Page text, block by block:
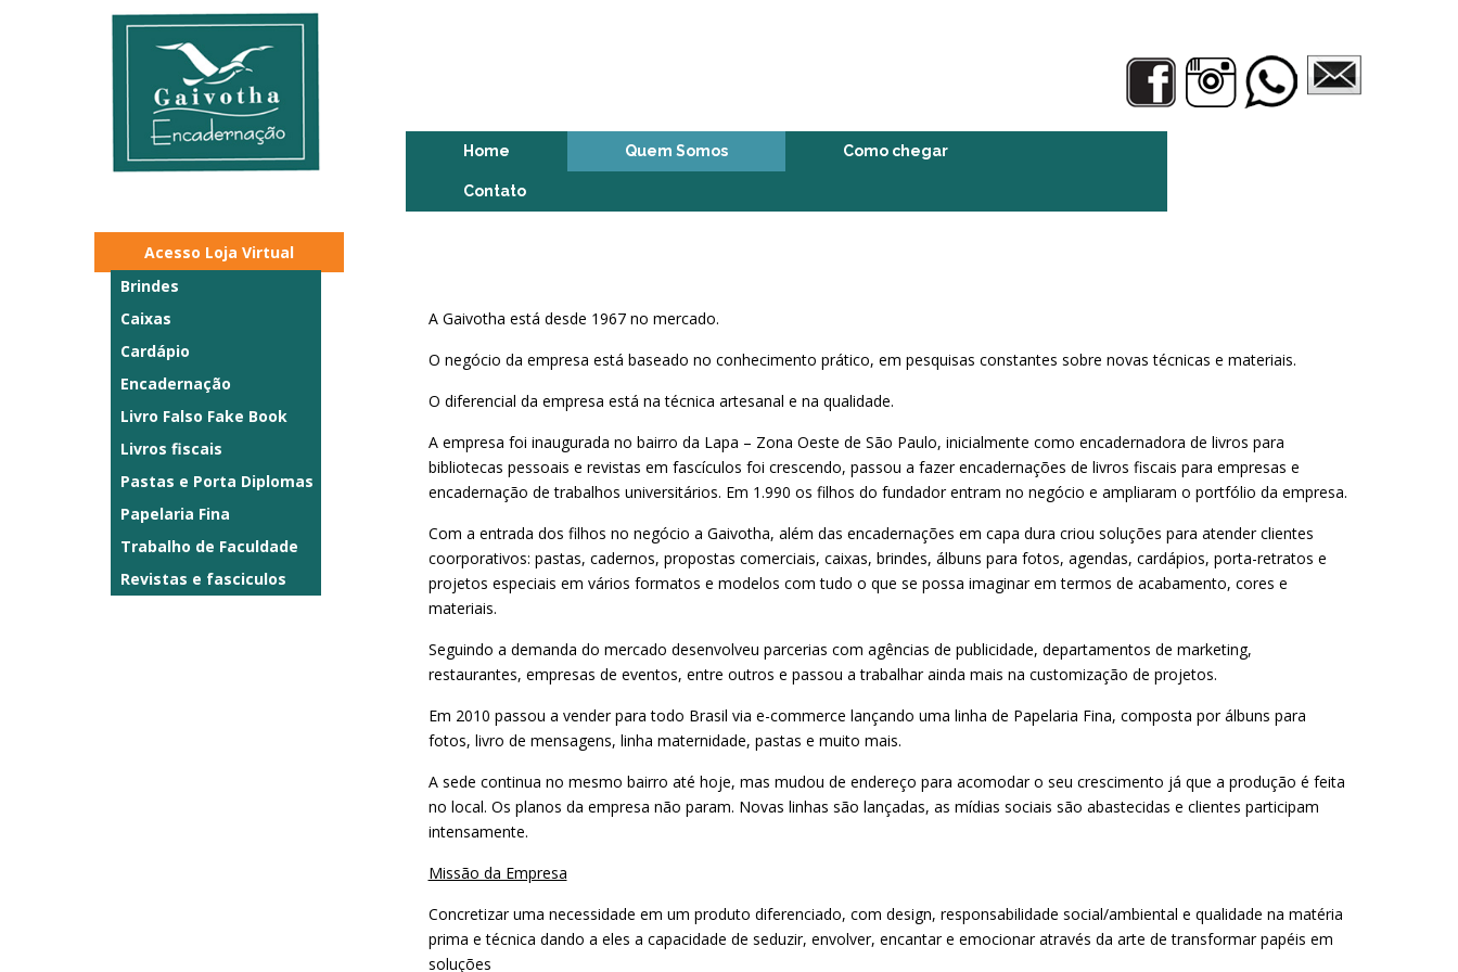
Home Quem Somos Como chegar
Contato
Acesso Loja Virtual
Brindes
Caixas
Cardápio
Encadernação
Livro Falso Fake Book
Livros fiscais
Pastas e Porta Diplomas
Papelaria Fina
Trabalho de Faculdade
Revistas e fasciculos
A Gaivotha está desde 1967 no mercado.
O negócio da empresa está baseado no conhecimento prático, em pesquisas constantes sobre novas técnicas e materiais.
O diferencial da empresa está na técnica artesanal e na qualidade.
A empresa foi inaugurada no bairro da Lapa – Zona Oeste de São Paulo, inicialmente como encadernadora de livros para
bibliotecas pessoais e revistas em fascículos foi crescendo, passou a fazer encadernações de livros fiscais para empresas e
encadernação de trabalhos universitários. Em 1.990 os filhos do fundador entram no negócio e ampliaram o portfólio da empresa.
Com a entrada dos filhos no negócio a Gaivotha, além das encadernações em capa dura criou soluções para atender clientes
coorporativos: pastas, cadernos, propostas comerciais, caixas, brindes, álbuns para fotos, agendas, cardápios, porta-retratos e
projetos especiais em vários formatos e modelos com tudo o que se possa imaginar em termos de acabamento, cores e
materiais.
Seguindo a demanda do mercado desenvolveu parcerias com agências de publicidade, departamentos de marketing,
restaurantes, empresas de eventos, entre outros e passou a trabalhar ainda mais na customização de projetos.
Em 2010 passou a vender para todo Brasil via e-commerce lançando uma linha de Papelaria Fina, composta por álbuns para
fotos, livro de mensagens, linha maternidade, pastas e muito mais.
A sede continua no mesmo bairro até hoje, mas mudou de endereço para acomodar o seu crescimento já que a produção é feita
no local. Os planos da empresa não param. Novas linhas são lançadas, as mídias sociais são abastecidas e clientes participam
intensamente.
Missão da Empresa
Concretizar uma necessidade em um produto diferenciado, com design, responsabilidade social/ambiental e qualidade na matéria
prima e técnica dando a eles a capacidade de seduzir, envolver, encantar e emocionar através da arte de transformar papéis em
soluções